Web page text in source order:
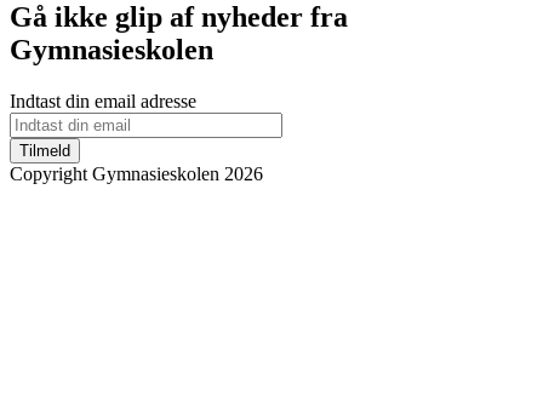
Gå ikke glip af nyheder fra
Gymnasieskolen
Indtast din email adresse
Tilmeld
Copyright Gymnasieskolen 2026